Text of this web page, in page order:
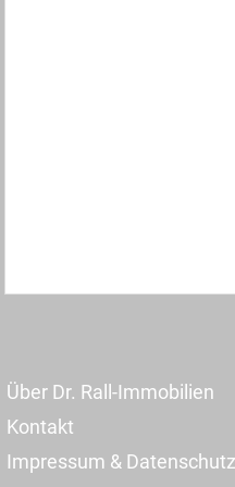
Über Dr. Rall-Immobilien
Kontakt
Impressum & Datenschutz